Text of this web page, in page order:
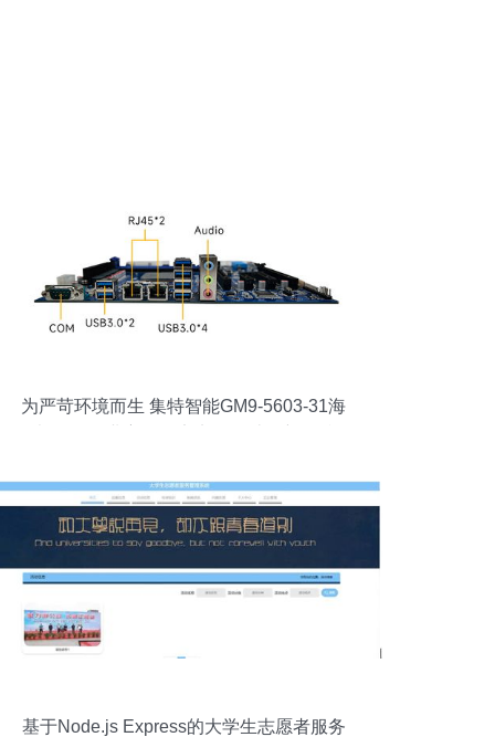
为严苛环境而生 集特智能GM9-5603-31海
基于Node.js Express的大学生志愿者服务